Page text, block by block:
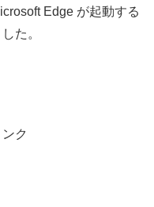
Edge が起動する
た。
ク